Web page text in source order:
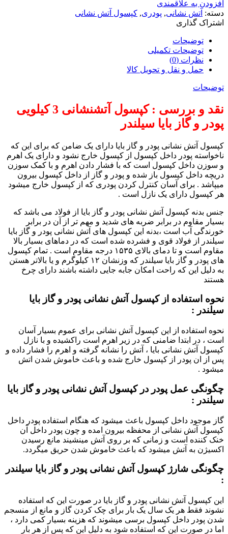
افزودن به علاقمندی
دسته: آتش نشانی, پودری, کپسول آتش نشانی
اشتراک گذاری
توضیحات
توضیحات تکمیلی
نظرات (0)
حمل و نقل و تحویل کالا
توضیحات
نقد و بررسی : کپسول آتشنشانی 3 کیلویی
پودر و گاز بایا سیلندر
کپسول آتش نشانی پودر و گاز بایا دارای یک ضامن که برای این که
ناخواسته پودر داخل کپسول از کپسول خارج نشود و دارای یک اهرم
و سوزن داخل کپسول است که با فشار دادن اهرم و با کمک سوزن
دریچه داخل کپسول باز شده و پودر و گاز از داخل کپسول بیرون
میپاشد . برای آسان کنترل کردن پودری که از کپسول خارج میشود
هر کپسول دارای یک نازل است .
جنس بدنه کپسول آتش نشانی پودر و گاز بایا از فولاد می باشد که
بسیار مقاوم در برابر ضربه های شدید و مهم تر از آن در برابر
خورندگی آب است ،بدنه این کپسول های آتش نشانی پودر و گاز بایا
سیلندر از فولاد قوی و فشرده شده است که در دماهای بسیار بالا
مقاوم است و تا دمای بالای ۱۵۳۵ درجه مقاوم است . تمام کپسول
های پودر و گاز بایا سیلندر که وزنشان ۱۲ کیلوگرم و یا بالاتر هستن
به دلیل این که راحت امکان جابه جایی داشته باشند دارای چرخ
هستند
نحوه استفاده از کپسول آتش نشانی پودر و گاز بایا
سیلندر :
نحوه استفاده از این کپسول آتش نشانی برای عموم بسیار آسان
است ، در ابتدا ضامنی که در زیر اهرم است راکشیده و با نازل
کپسول آتش نشانی بایا ، آتش را نشانه گرفته و اهرم را فشار داده و
پس از ان پودر از کپسول خارج شده و باعث خاموش شدن اتش
میشود .
چگونگی عمل پودر در کپسول آتش نشانی پودر و گاز بایا
سیلندر :
گاز موجود داخل کپسول باعث میشود که هنگام استفاده پودر داخل
کپسول آتش نشانی از محفظه بیرون امده و چون پودر داخل آن
خنک کننده است و زمانی که بر روی آتش مینشیند مانع رسیدن
اکسیژن به آتش میشود که باعث خاموش شدن حریق میگردد.
چگونگی شارژ کپسول آتش نشانی پودر و گاز بایا سیلندر
:
این کپسول آتش نشانی پودر و گاز بایا در صورت این که استفاده
نشوند فقط هر یک سال یک بار برای چک کردن گاز و مانع از منسجم
شدن پودر داخل کپسول برسی میشوند که هزینه بسیار کمی دارد ،
اما در صورت این که استفاده شود به دلیل این که پس از هر بار